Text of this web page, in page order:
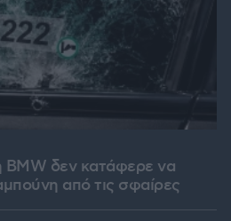
δεν κατάφερε να
από τις σφαίρες